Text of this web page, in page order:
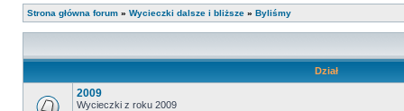
Strona główna forum » Wycieczki dalsze i bliższe » Byliśmy
Dział
2009
Wycieczki z roku 2009